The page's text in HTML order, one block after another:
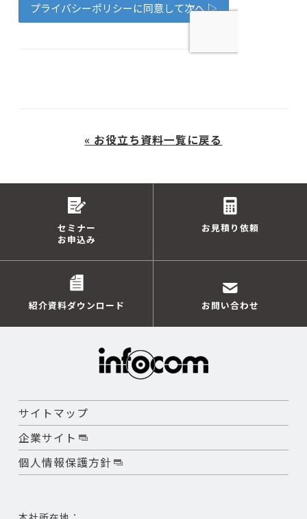
« お役立ち資料一覧に戻る
セミナー
お申込み
お見積り依頼
紹介資料ダウンロード お問い合わせ
サイトマップ
企業サイト
個人情報保護方針